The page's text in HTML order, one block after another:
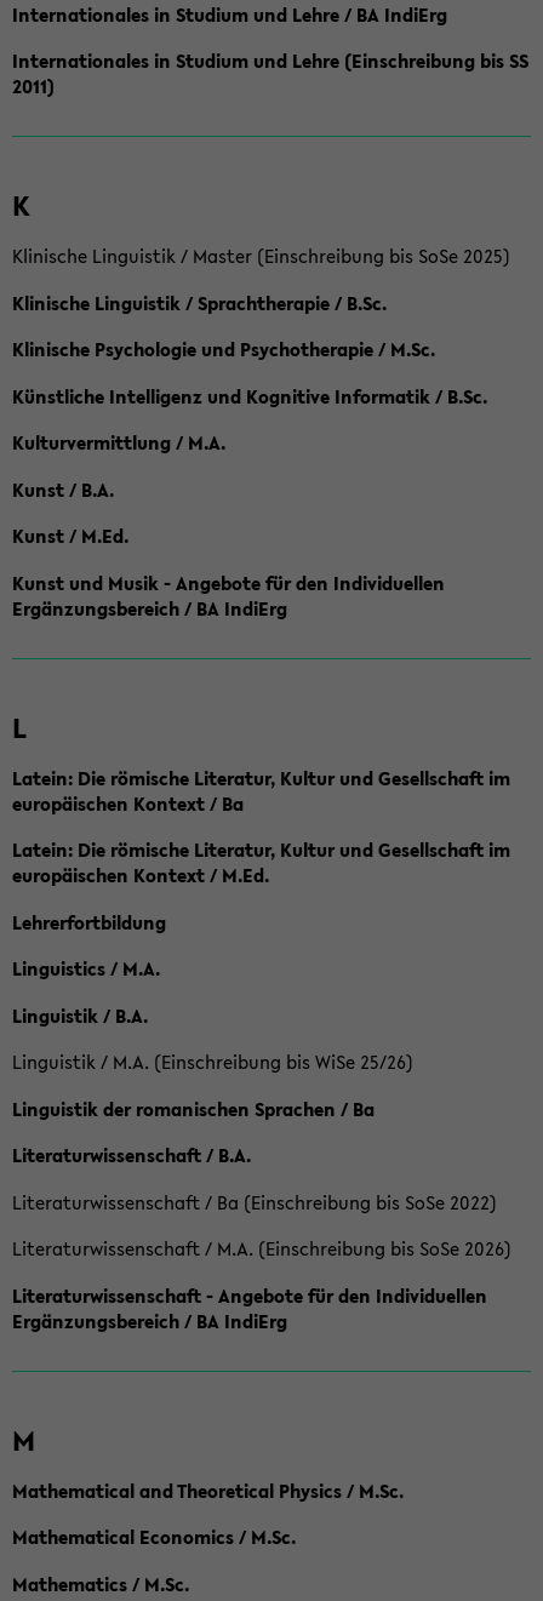
Internationales in Studium und Lehre / BA IndiErg
Internationales in Studium und Lehre (Einschreibung bis SS
2011)
K
Klinische Linguistik / Master (Einschreibung bis SoSe 2025)
Klinische Linguistik / Sprachtherapie / B.Sc.
Klinische Psychologie und Psychotherapie / M.Sc.
Künstliche Intelligenz und Kognitive Informatik / B.Sc.
Kulturvermittlung / M.A.
Kunst / B.A.
Kunst / M.Ed.
Kunst und Musik - Angebote für den Individuellen
Ergänzungsbereich / BA IndiErg
L
Latein: Die römische Literatur, Kultur und Gesellschaft im
europäischen Kontext / Ba
Latein: Die römische Literatur, Kultur und Gesellschaft im
europäischen Kontext / M.Ed.
Lehrerfortbildung
Linguistics / M.A.
Linguistik / B.A.
Linguistik / M.A. (Einschreibung bis WiSe 25/26)
Linguistik der romanischen Sprachen / Ba
Literaturwissenschaft / B.A.
Literaturwissenschaft / Ba (Einschreibung bis SoSe 2022)
Literaturwissenschaft / M.A. (Einschreibung bis SoSe 2026)
Literaturwissenschaft - Angebote für den Individuellen
Ergänzungsbereich / BA IndiErg
M
Mathematical and Theoretical Physics / M.Sc.
Mathematical Economics / M.Sc.
Mathematics / M.Sc.